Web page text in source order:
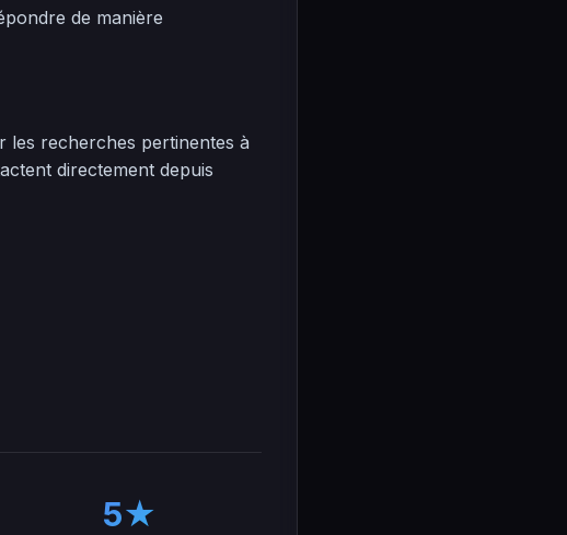
de manière
les recherches pertinentes à
directement depuis
5★